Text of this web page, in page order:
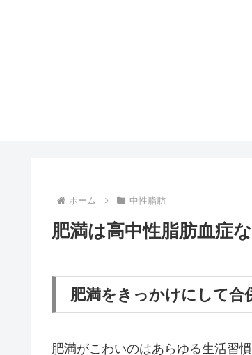
ホーム 中性脂肪
肥満は高中性脂肪血症
肥満をきっかけにして合
肥満がこわいのはあらゆる生活習